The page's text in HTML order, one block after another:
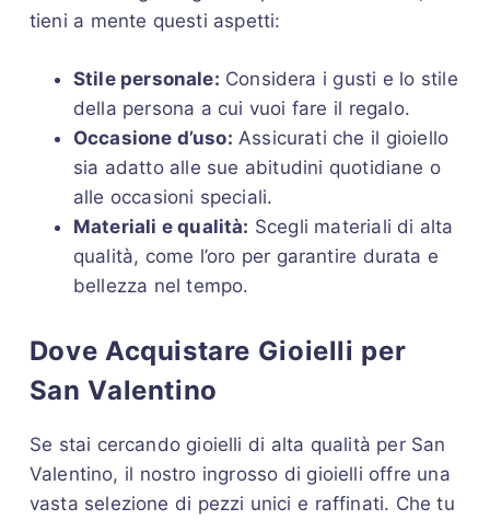
tieni a mente questi aspetti:
Stile personale: Considera i gusti e lo stile
della persona a cui vuoi fare il regalo.
Occasione d’uso: Assicurati che il gioiello
sia adatto alle sue abitudini quotidiane o
alle occasioni speciali.
Materiali e qualità: Scegli materiali di alta
qualità, come l’oro per garantire durata e
bellezza nel tempo.
Dove Acquistare Gioielli per
San Valentino
Se stai cercando gioielli di alta qualità per San
Valentino, il nostro ingrosso di gioielli offre una
vasta selezione di pezzi unici e raffinati. Che tu